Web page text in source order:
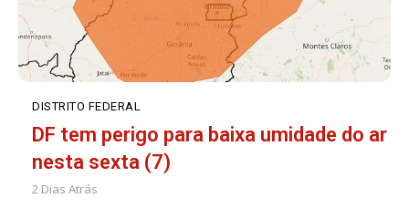
DISTRITO FEDERAL
DF tem perigo para baixa umidade do ar
nesta sexta (7)
2 Dias Atrás